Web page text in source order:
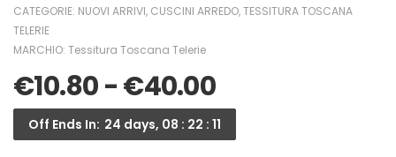
CATEGORIE: NUOVI ARRIVI, CUSCINI ARREDO,TESSITURA TOSCANA
TELERIE
MARCHIO: Tessitura Toscana Telerie
€10.80-€40.00
Off Ends In: 24 days, 08 : 22 : 11